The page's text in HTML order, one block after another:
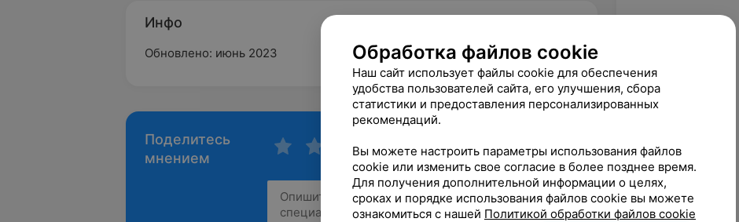
Инфо
Обновлено: июнь 2023
Поделитесь
мнением
Обработка файлов cookie
Наш сайт использует файлы cookie для обеспечения
удобства пользователей сайта, его улучшения, сбора
статистики и предоставления персонализированных
рекомендаций.
Вы можете настроить параметры использования файлов
cookie или изменить свое согласие в более позднее время.
Для получения дополнительной информации о целях,
сроках и порядке использования файлов cookie вы можете
ознакомиться с нашей Политикой обработки файлов cookie